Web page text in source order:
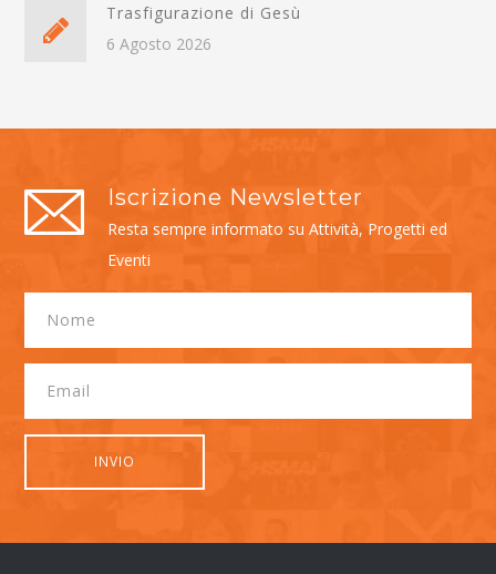
Trasfigurazione di Gesù
6 Agosto 2026
Iscrizione Newsletter
Resta sempre informato su Attività, Progetti ed
Eventi